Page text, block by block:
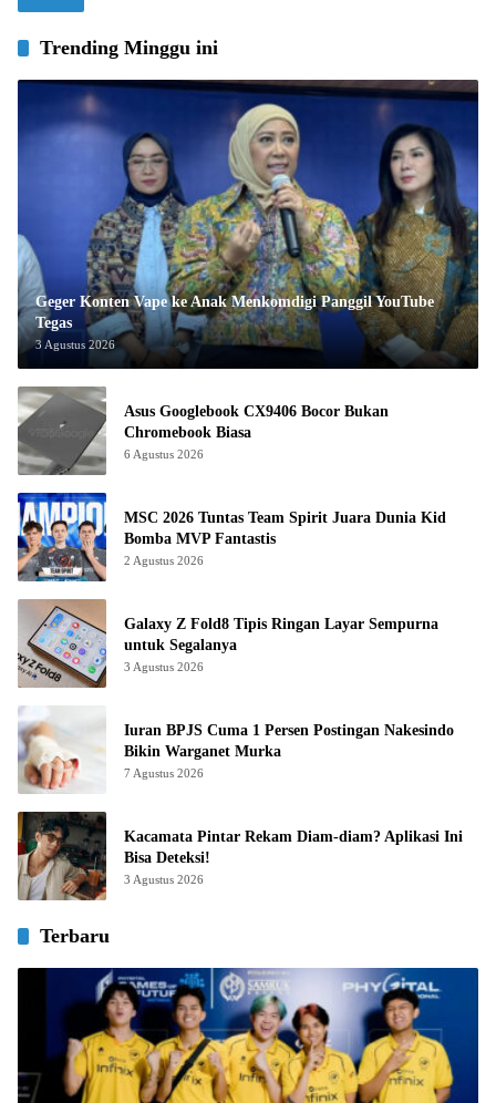
Trending Minggu ini
Geger Konten Vape ke Anak Menkomdigi Panggil YouTube
Tegas
3 Agustus 2026
Asus Googlebook CX9406 Bocor Bukan
Chromebook Biasa
6 Agustus 2026
MSC 2026 Tuntas Team Spirit Juara Dunia Kid
Bomba MVP Fantastis
2 Agustus 2026
Galaxy Z Fold8 Tipis Ringan Layar Sempurna
untuk Segalanya
3 Agustus 2026
Iuran BPJS Cuma 1 Persen Postingan Nakesindo
Bikin Warganet Murka
7 Agustus 2026
Kacamata Pintar Rekam Diam-diam? Aplikasi Ini
Bisa Deteksi!
3 Agustus 2026
Terbaru